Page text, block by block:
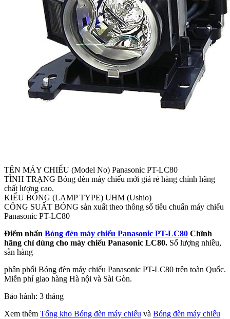
TÊN MÁY CHIẾU (Model No) Panasonic PT-LC80
TÌNH TRẠNG Bóng đèn máy chiếu mới giá rẻ hàng chính hãng
chất lượng cao.
KIỂU BÓNG (LAMP TYPE) UHM (Ushio)
CÔNG SUẤT BÓNG sản xuất theo thông số tiêu chuẩn máy chiếu
Panasonic PT-LC80
Điểm nhấn Bóng đèn máy chiếu Panasonic PT-LC80 Chĩnh
hãng chỉ dùng cho máy chiếu Panasonic LC80. Số lượng nhiều,
sẵn hàng
phân phối Bóng đèn máy chiếu Panasonic PT-LC80 trên toàn Quốc.
Miễn phí giao hàng Hà nội và Sài Gòn.
Bảo hành: 3 tháng
Xem thêm Tổng kho Bóng đèn máy chiếu và Bóng đèn máy chiếu